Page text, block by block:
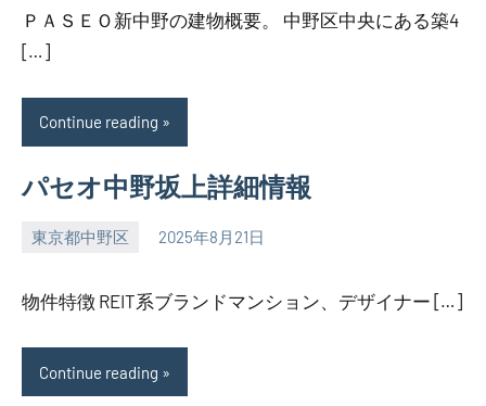
ＰＡＳＥＯ新中野の建物概要。 中野区中央にある築4
[…]
Continue reading
パセオ中野坂上詳細情報
東京都中野区 2025年8月21日
SEZIMO
物件特徴 REIT系ブランドマンション、デザイナー […]
Continue reading